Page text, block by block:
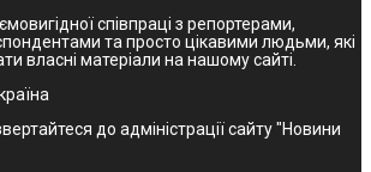
співпраці з репортерами,
та просто цікавими людьми, які
власні матеріали на нашому сайті.
до адміністрації сайту "Новини